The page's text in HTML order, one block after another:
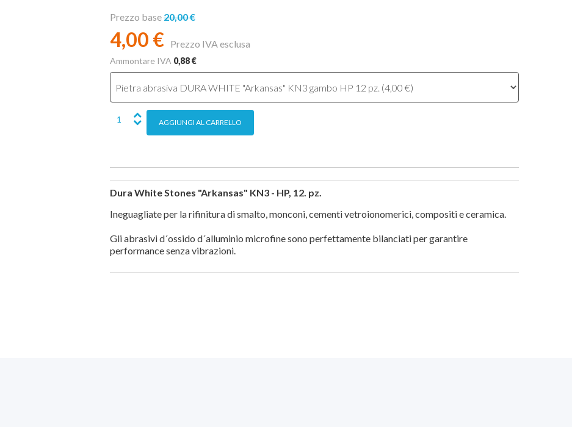
Prezzo base20,00 €
Prezzo IVA esclusa
4,00 €
Ammontare IVA 0,88 €
Dura White Stones "Arkansas" KN3 - HP, 12. pz.
Ineguagliate per la rifinitura di smalto, monconi, cementi vetroionomerici, compositi e ceramica.
Gli abrasivi d´ossido d´alluminio microfine sono perfettamente bilanciati per garantire
performance senza vibrazioni.